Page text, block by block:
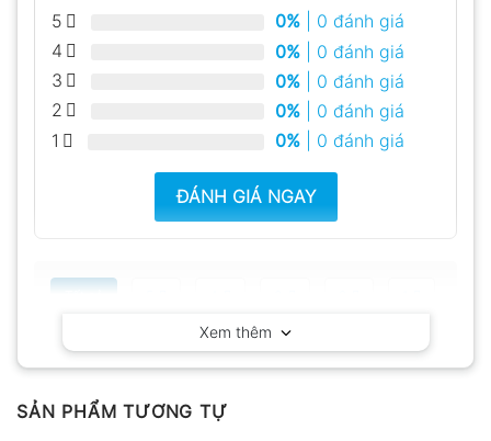
5 0% | 0 đánh giá
4
0% | 0 đánh giá
3
0% | 0 đánh giá
2
0% | 0 đánh giá
1
0% | 0 đánh giá
ĐÁNH GIÁ NGAY
Có ảnh
Chưa có đánh giá nào.
Xem thêm
SẢN PHẨM TƯƠNG TỰ